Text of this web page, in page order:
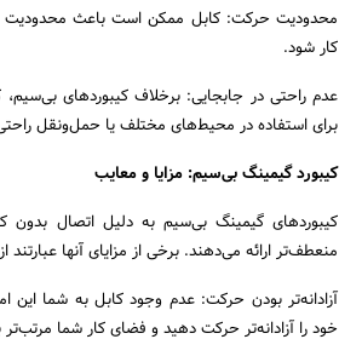
محدودیت حرکت: کابل ممکن است باعث
کار شود.
عدم راحتی در جابجایی: برخلاف کیبوردهای بی‌سیم،
برای استفاده در محیط‌های مختلف یا حمل‌ونقل
کیبورد گیمینگ بی‌سیم: مزایا و معایب
کیبوردهای گیمینگ بی‌سیم به دلیل اتصال بدون
منعطف‌تر ارائه می‌دهند. برخی از مزایای آنها عبارتند
آزادانه‌تر بودن حرکت: عدم وجود کابل به شما
خود را آزادانه‌تر حرکت دهید و فضای کار شما مرتب‌تر